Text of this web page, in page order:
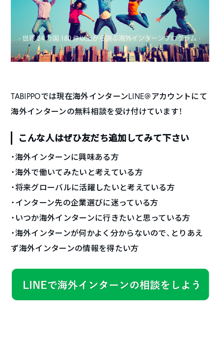
TABIPPOでは現在海外インターンLINE@アカウントにて
海外インターンの無料相談を受け付けています！
こんな人はぜひ友だち追加してみて下さい
・海外インターンに興味ある方
・海外で働いてみたいと考えている方
・将来グローバルに活躍したいと考えている方
・インターン先の企業選びに迷っている方
・いつか海外インターンに行きたいと思っている方
・海外インターンが何かよく分からないので、とりあえ
ず海外インターンの情報を得たい方